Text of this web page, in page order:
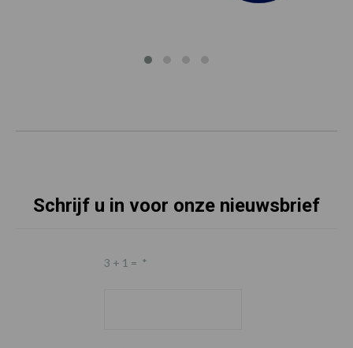
Schrijf u in voor onze nieuwsbrief
3 + 1 = *